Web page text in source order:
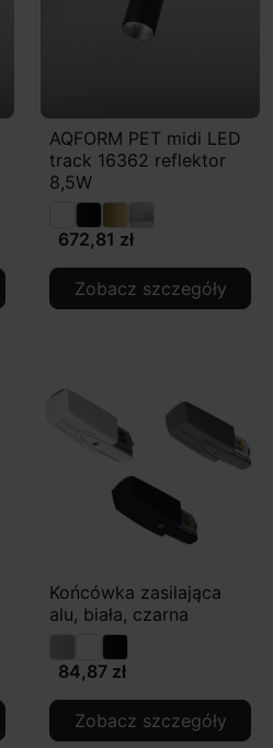
AQFORM PET midi LED
track 16362 reflektor
8,5W
672,81 zł
Zobacz szczegóły
Końcówka zasilająca
alu, biała, czarna
84,87 zł
Zobacz szczegóły